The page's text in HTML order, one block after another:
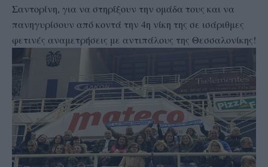
Σαντορίνη, για να στηρίξουν την ομάδα τους και να
πανηγυρίσουν από κοντά την 4η νίκη της σε ισάριθμες
φετινές αναμετρήσεις με αντιπάλους της Θεσσαλονίκης!